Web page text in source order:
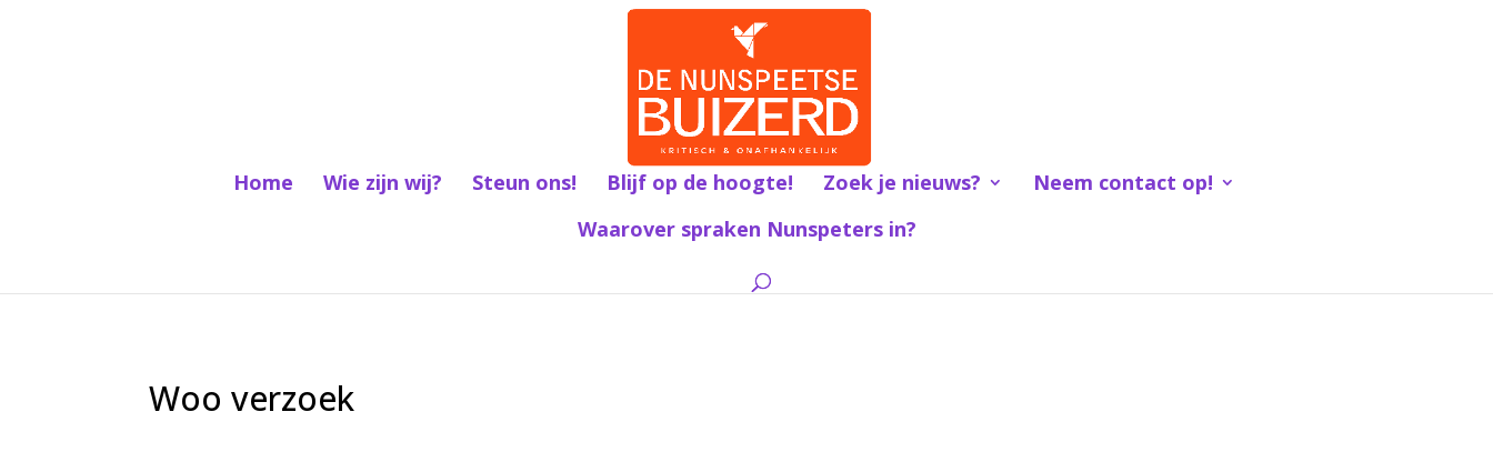
Home Wie zijn wij? Steun ons! Blijf op de hoogte! Zoek je nieuws?
Neem contact op!
Waarover spraken Nunspeters in?
Woo verzoek